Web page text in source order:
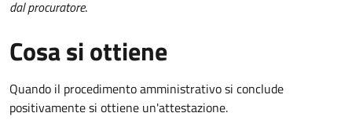
dal procuratore.
Cosa si ottiene
Quando il procedimento amministrativo si conclude
positivamente si ottiene un'attestazione.